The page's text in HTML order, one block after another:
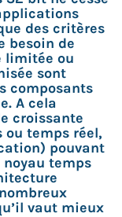
des critères
besoin de
limitée ou
sont
composants
A cela
croissante
temps réel,
pouvant
noyau temps
vaut mieux